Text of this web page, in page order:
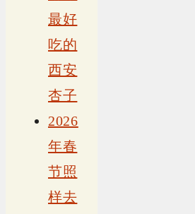
最好
吃的
西安
杏子
2026
年春
节照
样去